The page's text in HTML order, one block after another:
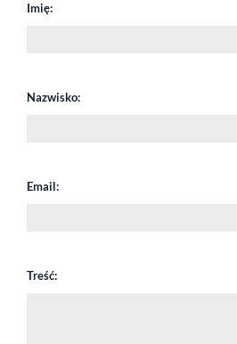
Imię:
Nazwisko:
Email:
Treść: